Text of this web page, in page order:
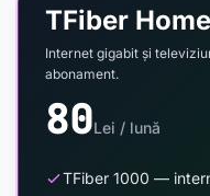
TFiber Home
Internet gigabit și
abonament.
80Lei / lună
TFiber 1000 —